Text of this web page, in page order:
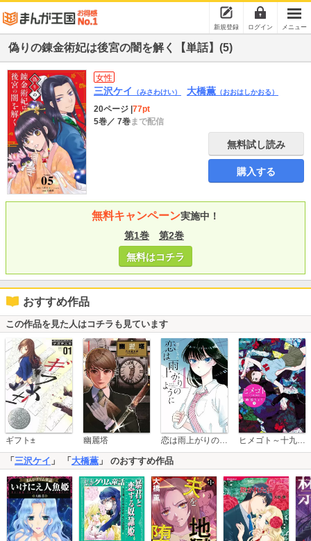
新規登録 ログイン メニュー
偽りの錬金術妃は後宮の闇を解く【単話】(5)
女性
三沢ケイ （みさわけい） 大橋薫 （おおはしかおる）
20ページ 77pt
5巻／ 7巻まで配信
無料試し読み
購入する
無料キャンペーン実施中！
第1巻
第2巻
無料はコチラ
おすすめ作品
この作品を見た人はコチラも見ています
ギフト± 幽麗塔 ヒメゴト～十九歳の制服～
「 三沢ケイ 」 「 大橋薫 」 のおすすめ作品